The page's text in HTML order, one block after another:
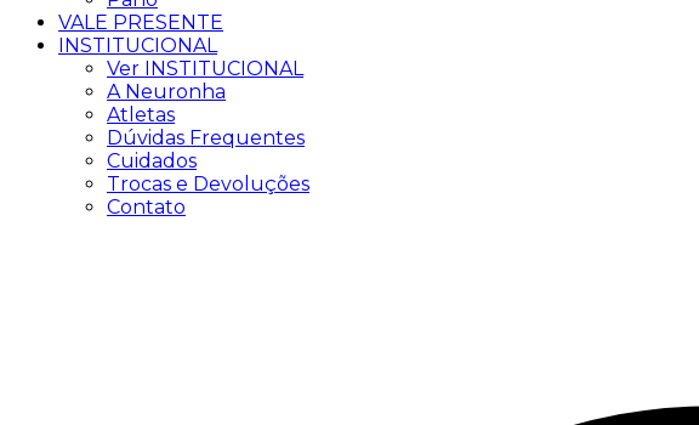
VALE PRESENTE
INSTITUCIONAL
Ver INSTITUCIONAL
A Neuronha
Atletas
Dúvidas Frequentes
Cuidados
Trocas e Devoluções
Contato